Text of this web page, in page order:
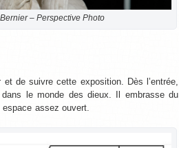
– Perspective Photo
de suivre cette exposition. Dès l’entrée,
le monde des dieux. Il embrasse du
assez ouvert.